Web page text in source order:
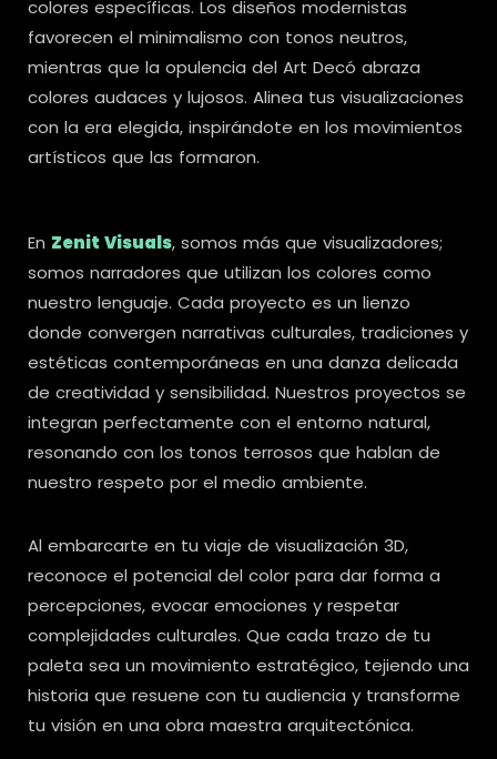
colores específicas. Los diseños modernistas
favorecen el minimalismo con tonos neutros,
mientras que la opulencia del Art Decó abraza
colores audaces y lujosos. Alinea tus visualizaciones
con la era elegida, inspirándote en los movimientos
artísticos que las formaron.
En Zenit Visuals, somos más que visualizadores;
somos narradores que utilizan los colores como
nuestro lenguaje. Cada proyecto es un lienzo
donde convergen narrativas culturales, tradiciones y
estéticas contemporáneas en una danza delicada
de creatividad y sensibilidad. Nuestros proyectos se
integran perfectamente con el entorno natural,
resonando con los tonos terrosos que hablan de
nuestro respeto por el medio ambiente.
Al embarcarte en tu viaje de visualización 3D,
reconoce el potencial del color para dar forma a
percepciones, evocar emociones y respetar
complejidades culturales. Que cada trazo de tu
paleta sea un movimiento estratégico, tejiendo una
historia que resuene con tu audiencia y transforme
tu visión en una obra maestra arquitectónica.